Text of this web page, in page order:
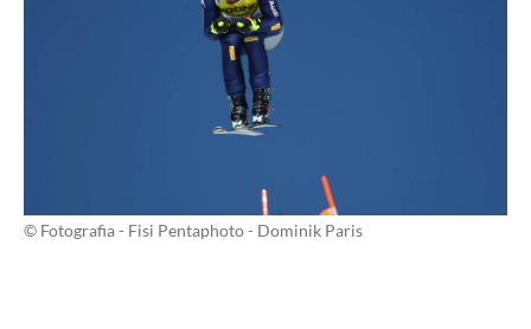
© Fotografia - Fisi Pentaphoto - Dominik Paris